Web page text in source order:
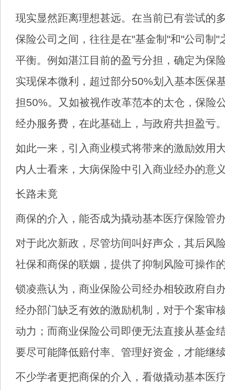
现实显然距离理想甚远。在当前已有尝试的
保险公司之间，往往是在"基金制"和"公司制"
平衡。例如湛江目前的盈亏分担，确定为保
实现保本微利，超过部分50%划入基本医保
担50%。又如被视作改革范本的太仓，保险
经办服务费，在此基础上，与政府共担盈亏
如此一来，引入商业模式将带来的激励效用
内人士看来，大病保险中引入商业经办的意
长路未竟
商保的介入，能否成为撬动基本医疗保险管
对于此次新政，尽管坊间叫好声众，其后风
社保和商保的联姻，提供了抑制风险可操作
锁凌燕认为，商业保险公司经办相较政府自
经办部门缺乏有效的激励机制，对于个案审
动力；而商业保险公司即便无法直接从基金
要尽可能降低赔付率、管理好资金，才能继
不少学者更把商保的介入，看做撬动基本医